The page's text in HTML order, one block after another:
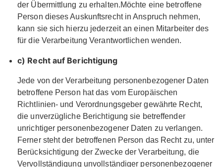
der Übermittlung zu erhalten.Möchte eine betroffene
Person dieses Auskunftsrecht in Anspruch nehmen,
kann sie sich hierzu jederzeit an einen Mitarbeiter des
für die Verarbeitung Verantwortlichen wenden.
c) Recht auf Berichtigung
Jede von der Verarbeitung personenbezogener Daten
betroffene Person hat das vom Europäischen
Richtlinien- und Verordnungsgeber gewährte Recht,
die unverzügliche Berichtigung sie betreffender
unrichtiger personenbezogener Daten zu verlangen.
Ferner steht der betroffenen Person das Recht zu, unter
Berücksichtigung der Zwecke der Verarbeitung, die
Vervollständigung unvollständiger personenbezogener